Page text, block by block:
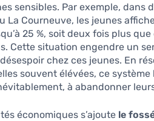
sensibles. Par exemple, dans
La Courneuve, les jeunes
25 %, soit deux fois plus
Cette situation engendre un
chez ces jeunes. En
souvent élévées, ce
à abandonner
économiques s’ajoute le